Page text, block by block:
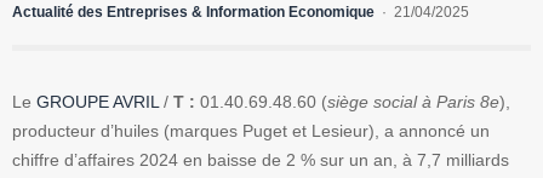
Actualité des Entreprises & Information Economique 21/04/2025
Le GROUPE AVRIL/ T : 01.40.69.48.60 (siège social à Paris 8e),
producteur d’huiles (marques Puget et Lesieur), a annoncé un
chiffre d’affaires 2024 en baisse de 2 % sur un an, à 7,7 milliards